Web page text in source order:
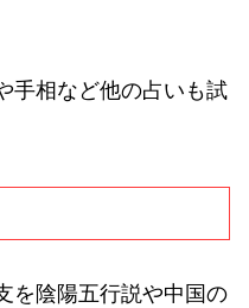
手相など他の占いも試
を陰陽五行説や中国の